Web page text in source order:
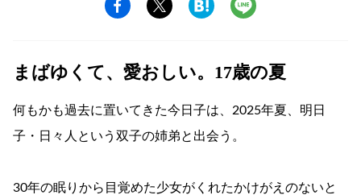
まばゆくて、愛おしい。17歳の夏
何もかも過去に置いてきた今日子は、2025年夏、明日
子・日々人という双子の姉弟と出会う。
30年の眠りから目覚めた少女がくれたかけがえのないと